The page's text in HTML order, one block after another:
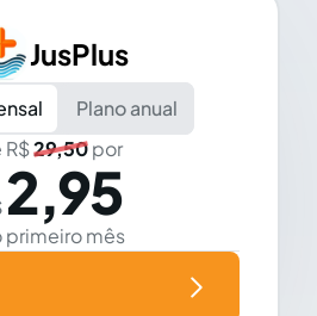
JusPlus
Plano anual
R$29,50por
2,95
primeiro mês